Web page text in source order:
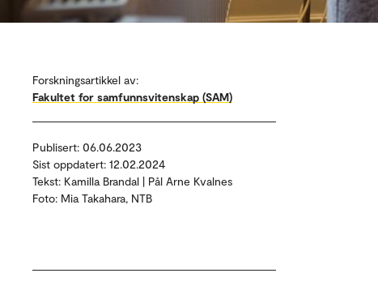
Forskningsartikkel av:
Fakultet for samfunnsvitenskap (SAM)
Publisert: 06.06.2023
Sist oppdatert: 12.02.2024
Tekst: Kamilla Brandal | Pål Arne Kvalnes
Foto: Mia Takahara, NTB